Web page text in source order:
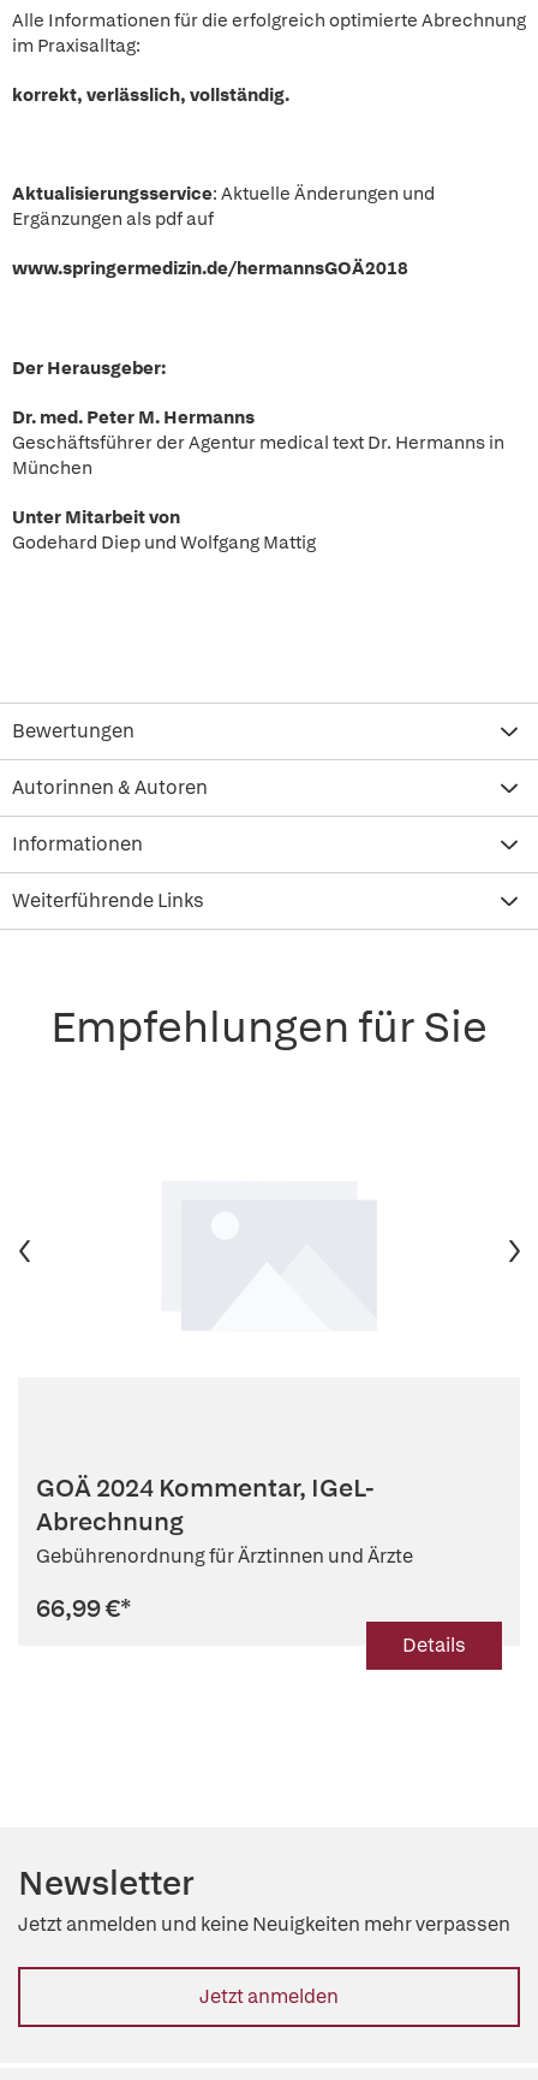
Alle Informationen für die erfolgreich optimierte Abrechnung
im Praxisalltag:
korrekt, verlässlich, vollständig.
Aktualisierungsservice: Aktuelle Änderungen und
Ergänzungen als pdf auf
www.springermedizin.de/hermannsGOÄ2018
Der Herausgeber:
Dr. med. Peter M. Hermanns
Geschäftsführer der Agentur medical text Dr. Hermanns in
München
Unter Mitarbeit von
Godehard Diep und Wolfgang Mattig
Bewertungen
Autorinnen & Autoren
Informationen
Weiterführende Links
Empfehlungen für Sie
GOÄ 2024 Kommentar, IGeL-
Abrechnung
Gebührenordnung für Ärztinnen und Ärzte
66,99 €*
Details
Newsletter
Jetzt anmelden und keine Neuigkeiten mehr verpassen
Jetzt anmelden